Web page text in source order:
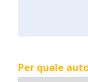
Per quale